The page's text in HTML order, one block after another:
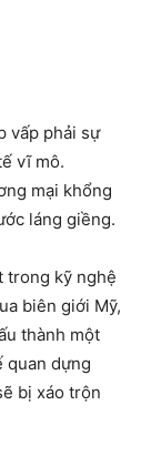
vấp phải sự
vĩ mô.
mại khổng
láng giềng.
trong kỹ nghệ
biên giới Mỹ,
thành một
quan dựng
bị xáo trộn